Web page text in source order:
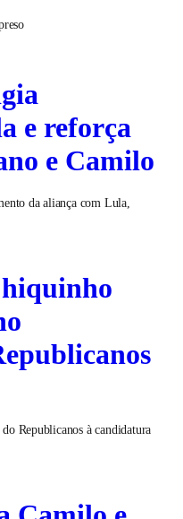
e reforça
e Camilo
da aliança com Lula,
Republicanos à candidatura